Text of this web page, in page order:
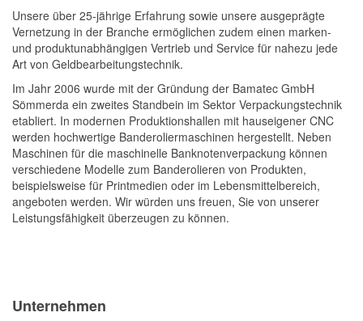
Unsere über 25-jährige Erfahrung sowie unsere ausgeprägte
Vernetzung in der Branche ermöglichen zudem einen marken-
und produktunabhängigen Vertrieb und Service für nahezu jede
Art von Geldbearbeitungstechnik.
Im Jahr 2006 wurde mit der Gründung der Bamatec GmbH
Sömmerda ein zweites Standbein im Sektor Verpackungstechnik
etabliert. In modernen Produktionshallen mit hauseigener CNC
werden hochwertige Banderoliermaschinen hergestellt. Neben
Maschinen für die maschinelle Banknotenverpackung können
verschiedene Modelle zum Banderolieren von Produkten,
beispielsweise für Printmedien oder im Lebensmittelbereich,
angeboten werden. Wir würden uns freuen, Sie von unserer
Leistungsfähigkeit überzeugen zu können.
Unternehmen